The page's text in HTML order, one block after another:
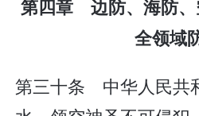
第四章 边防、海防、
全领域
第三十条 中华人民共